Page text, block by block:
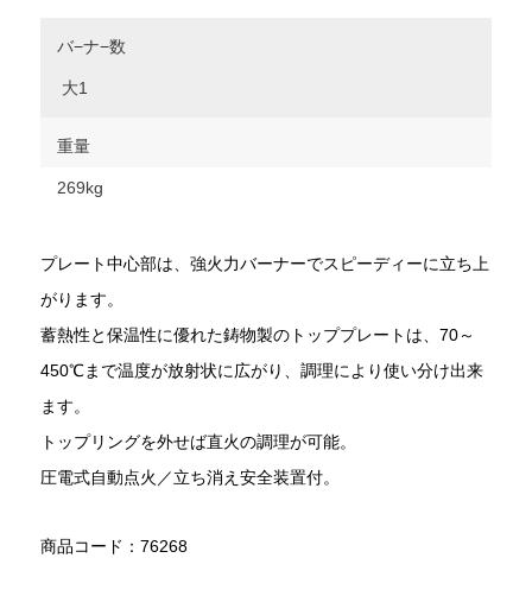
バ−ナ−数
大1
重量
269kg
プレート中心部は、強火力バーナーでスピーディーに立ち上
がります。
蓄熱性と保温性に優れた鋳物製のトッププレートは、70～
450℃まで温度が放射状に広がり、調理により使い分け出来
ます。
トップリングを外せば直火の調理が可能。
圧電式自動点火／立ち消え安全装置付。
商品コード：76268